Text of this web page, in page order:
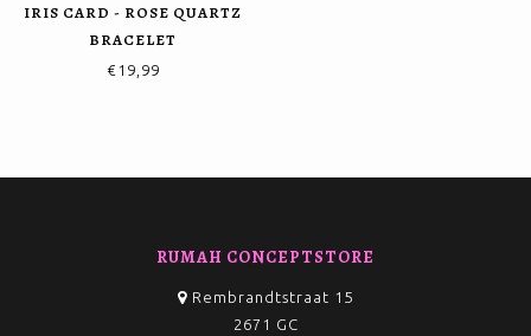
IRIS CARD - ROSE QUARTZ
BRACELET
€19,99
RUMAH CONCEPTSTORE
Rembrandtstraat 15
2671 GC